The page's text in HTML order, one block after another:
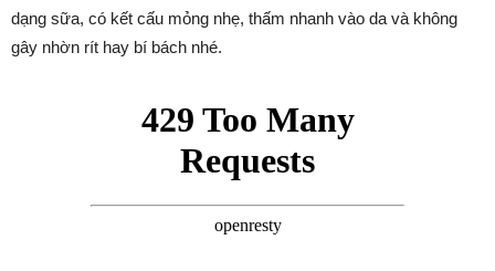
dạng sữa, có kết cấu mỏng nhẹ, thấm nhanh vào da và không
gây nhờn rít hay bí bách nhé.